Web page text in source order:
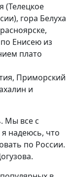
(Телецкое
гора Белуха
Енисею из
плато
Приморский
и
Мы все с
надеюсь, что
по России.